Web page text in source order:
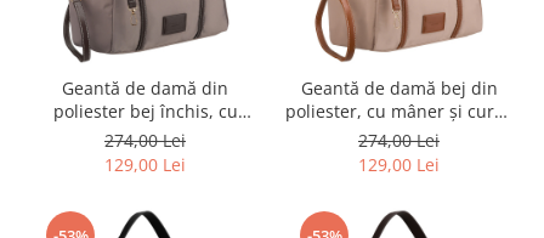
Geantă de damă din
poliester bej închis, cu
mâner și curea și închidere
cu fermoar - Peterson PTR-
PTN JK6-04-6604
274,00 Lei
129,00 Lei
Geantă de damă bej din
poliester, cu mâner și curea
și închidere cu fermoar -
Peterson PTR-PTN JK6-04-
6581
274,00 Lei
129,00 Lei